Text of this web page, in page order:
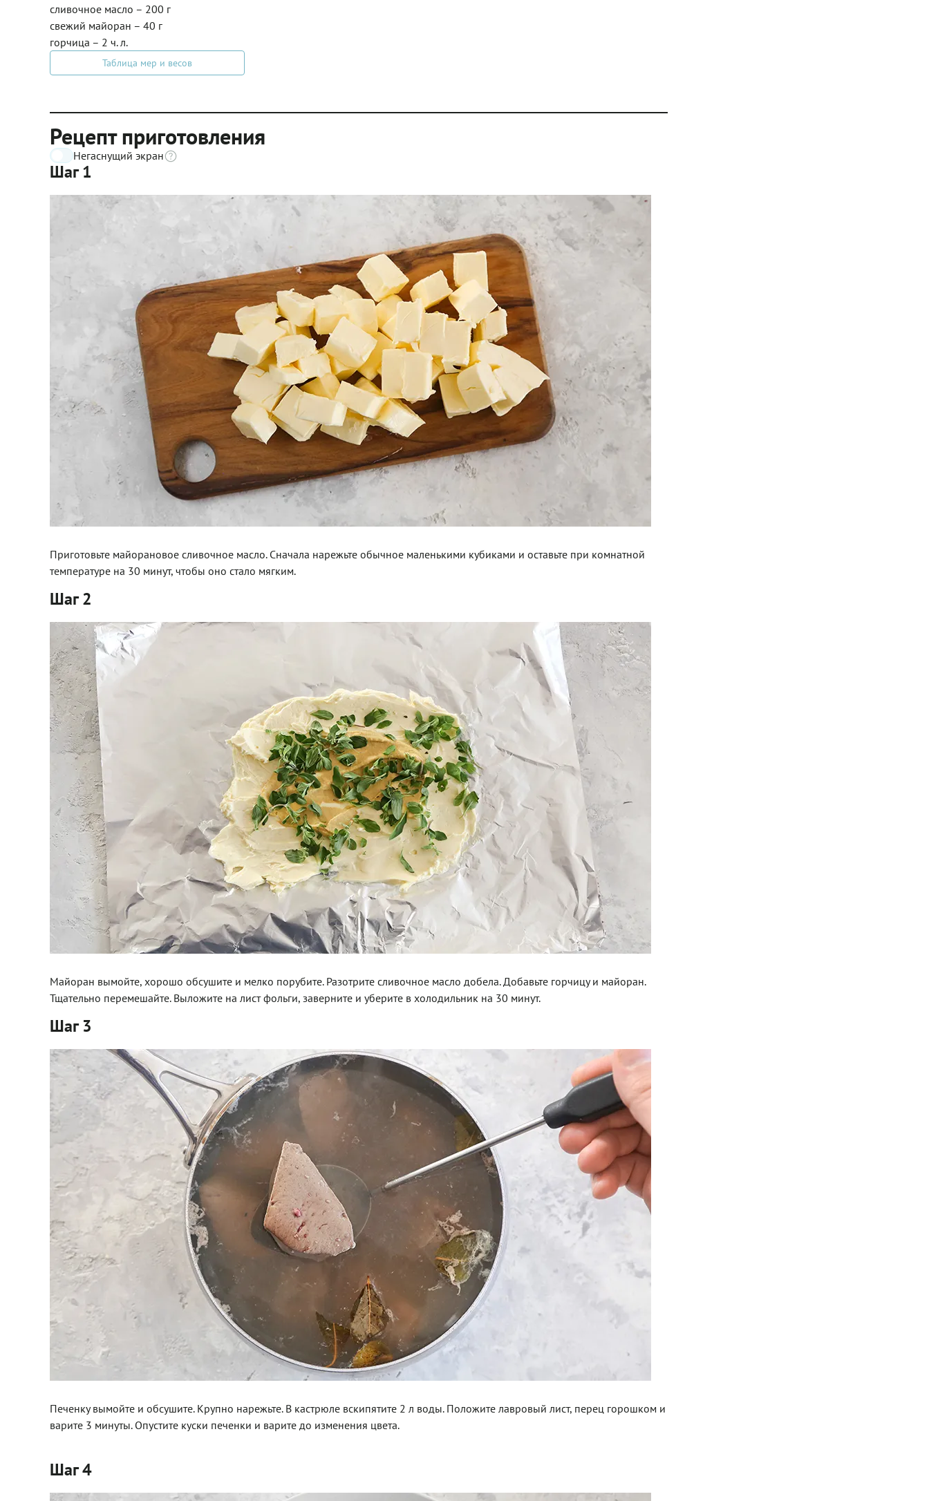
сливочное масло – 200 г
свежий майоран – 40 г
горчица – 2 ч. л.
Таблица мер и весов
Рецепт приготовления
Негаснущий экран
Шаг 1
Приготовьте майорановое сливочное масло. Сначала нарежьте обычное маленькими кубиками и оставьте при комнатной
температуре на 30 минут, чтобы оно стало мягким.
Шаг 2
Майоран вымойте, хорошо обсушите и мелко порубите. Разотрите сливочное масло добела. Добавьте горчицу и майоран.
Тщательно перемешайте. Выложите на лист фольги, заверните и уберите в холодильник на 30 минут.
Шаг 3
Печенку вымойте и обсушите. Крупно нарежьте. В кастрюле вскипятите 2 л воды. Положите лавровый лист, перец горошком и
варите 3 минуты. Опустите куски печенки и варите до изменения цвета.
Шаг 4